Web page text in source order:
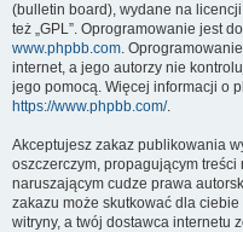
(bulletin board), wydane na licencji
też „GPL”. Oprogramowanie jest
www.phpbb.com.
internet, a jego autorzy nie
jego pomocą. Więcej informacji o
https://www.phpbb.com/.
Akceptujesz zakaz publikowania
oszczerczym, propagującym
naruszającym cudze prawa
zakazu może skutkować dla
witryny, a twój dostawca internetu